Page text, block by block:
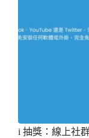
i 抽獎：線上社